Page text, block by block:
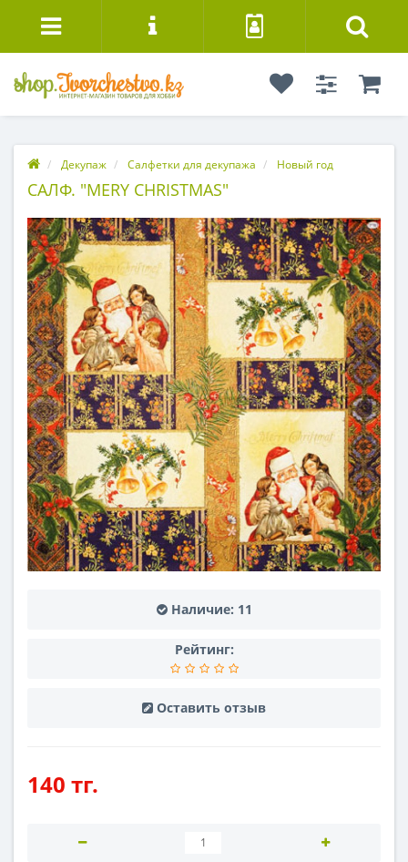
Декупаж Салфетки для декупажа Новый год
САЛФ. "MERY CHRISTMAS"
Наличие: 11
Рейтинг:
Оставить отзыв
140 тг.